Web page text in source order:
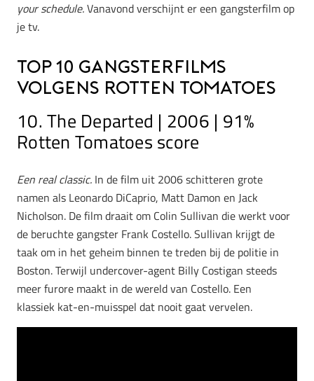
your schedule.Vanavond verschijnt er een gangsterfilm op
je tv.
Top 10 gangsterfilms
volgens Rotten Tomatoes
10. The Departed | 2006 | 91%
Rotten Tomatoes score
Een real classic. In de film uit 2006 schitteren grote
namen als Leonardo DiCaprio, Matt Damon en Jack
Nicholson. De film draait om Colin Sullivan die werkt voor
de beruchte gangster Frank Costello. Sullivan krijgt de
taak om in het geheim binnen te treden bij de politie in
Boston. Terwijl undercover-agent Billy Costigan steeds
meer furore maakt in de wereld van Costello. Een
klassiek kat-en-muisspel dat nooit gaat vervelen.